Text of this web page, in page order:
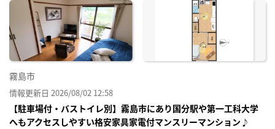
霧島市
情報更新日 2026/08/02 12:58
【駐車場付・バストイレ別】霧島市にあり国分駅や第一工科大学
へもアクセスしやすい格安家具家電付マンスリーマンション♪